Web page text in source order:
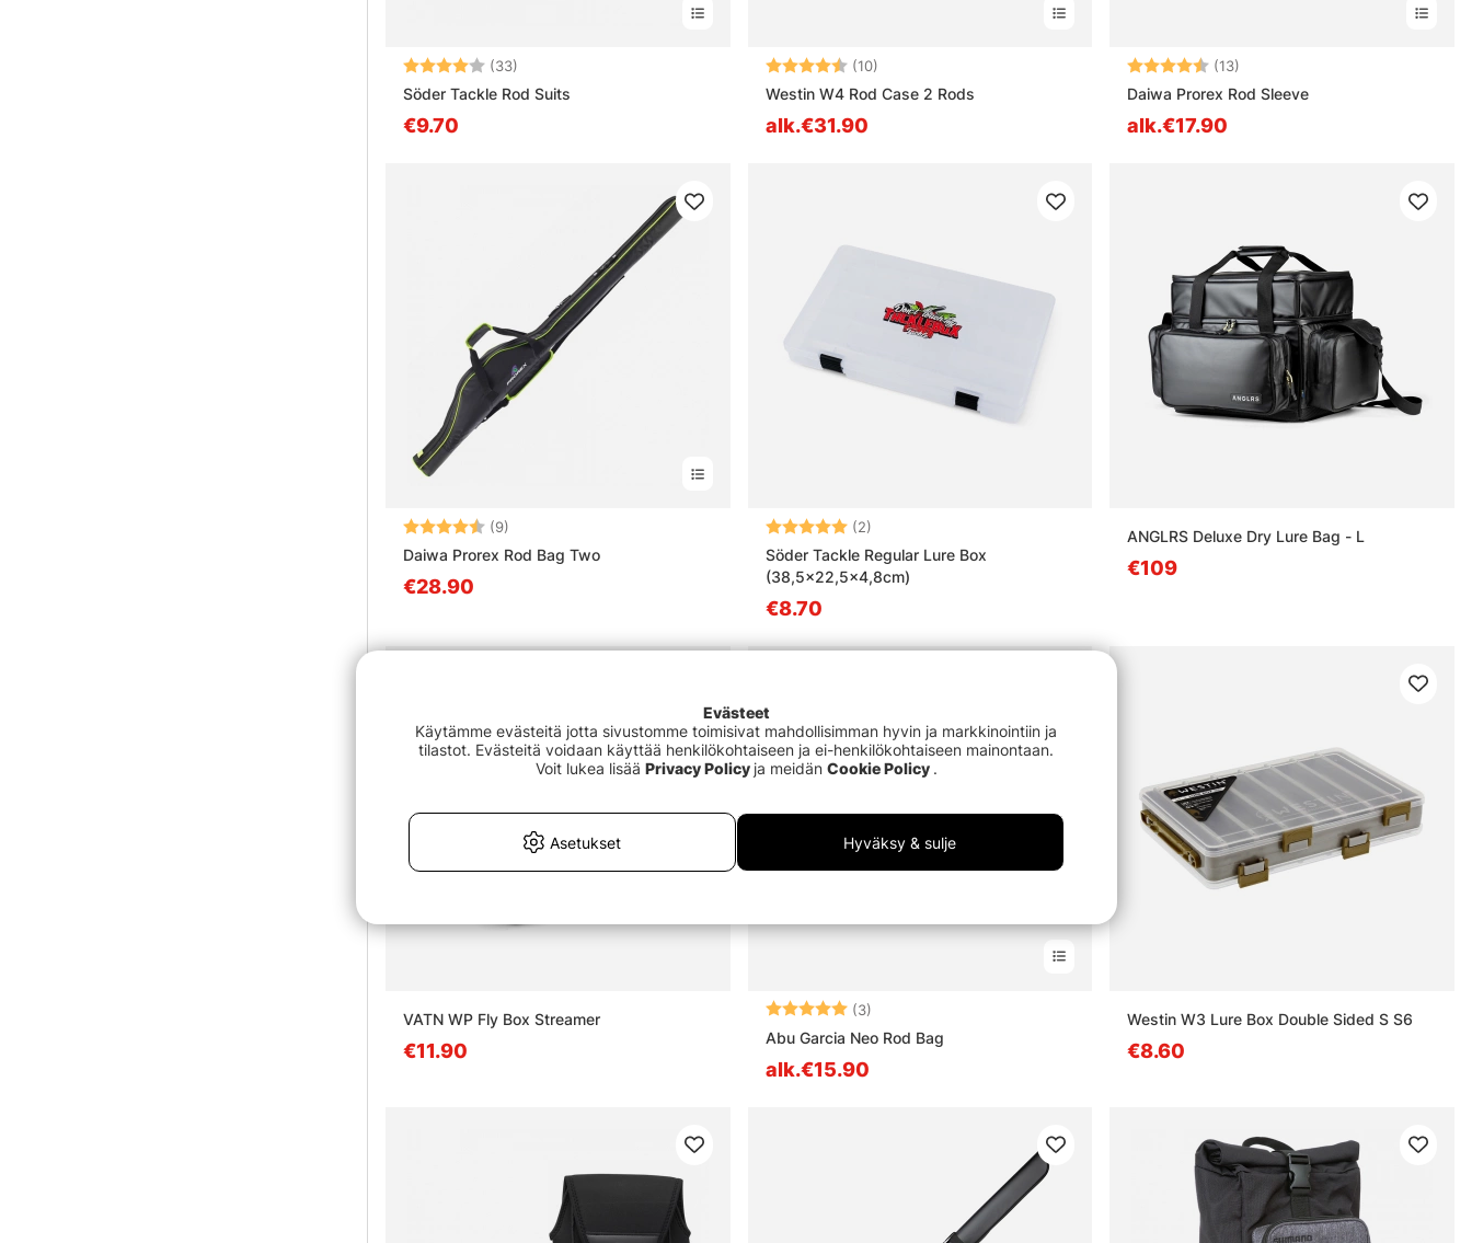
Arvio: (33)
Söder Tackle Rod Suits
€9.70
Arvio: (10)
Westin W4 Rod Case 2 Rods
alk.€31.90
Arvio: (13)
Daiwa Prorex Rod Sleeve
alk.€17.90
Arvio: (9)
Daiwa Prorex Rod Bag Two
€28.90
Arvio: (2)
Söder Tackle Regular Lure Box
(38,5x22,5x4,8cm)
€8.70
ANGLRS Deluxe Dry Lure Bag - L
€109
VATN WP Fly Box Streamer
€11.90
Arvio: (3)
Abu Garcia Neo Rod Bag
alk.€15.90
Westin W3 Lure Box Double Sided S S6
€8.60
Evästeet
Käytämme evästeitä jotta sivustomme toimisivat mahdollisimman hyvin ja markkinointiin ja
tilastot. Evästeitä voidaan käyttää henkilökohtaiseen ja ei-henkilökohtaiseen mainontaan.
Voit lukea lisää Privacy Policy ja meidän Cookie Policy .
Asetukset Hyväksy & sulje